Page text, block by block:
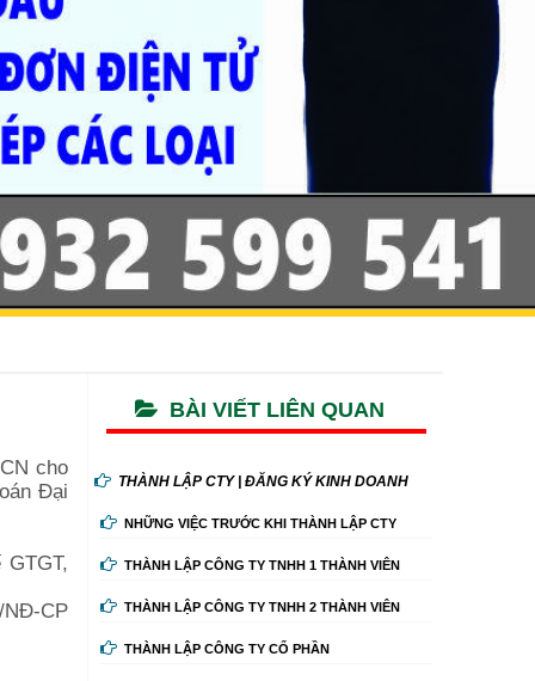
cho
Đại
NĐ-CP
BÀI VIẾT LIÊN QUAN
THÀNH LẬP CTY | ĐĂNG KÝ KINH DOANH
NHỮNG VIỆC TRƯỚC KHI THÀNH LẬP CTY
THÀNH LẬP CÔNG TY TNHH 1 THÀNH VIÊN
THÀNH LẬP CÔNG TY TNHH 2 THÀNH VIÊN
THÀNH LẬP CÔNG TY CỔ PHẦN